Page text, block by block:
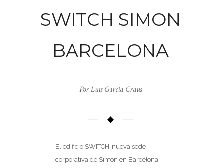
SWITCH SIMON
BARCELONA
Por Luis García Craus
El edificio SWITCH, nueva sede
corporativa de Simon en Barcelona,